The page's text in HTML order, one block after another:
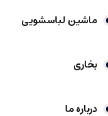
ماشین لباسشویی
بخاری
درباره ما